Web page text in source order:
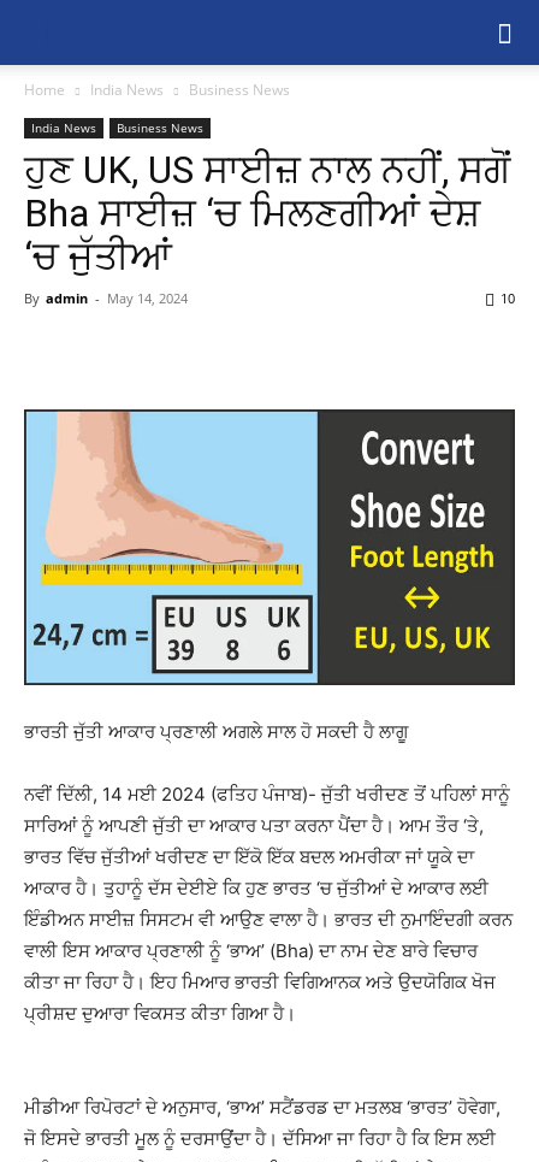
Home India News Business News
India News Business News
ਹੁਣ UK, US ਸਾਈਜ਼ ਨਾਲ ਨਹੀਂ, ਸਗੋਂ
Bha ਸਾਈਜ਼ ‘ਚ ਮਿਲਣਗੀਆਂ ਦੇਸ਼
‘ਚ ਜੁੱਤੀਆਂ
By admin - May 14, 2024 10
ਭਾਰਤੀ ਜੁੱਤੀ ਆਕਾਰ ਪ੍ਰਣਾਲੀ ਅਗਲੇ ਸਾਲ ਹੋ ਸਕਦੀ ਹੈ ਲਾਗੂ
ਨਵੀਂ ਦਿੱਲੀ, 14 ਮਈ 2024 (ਫਤਿਹ ਪੰਜਾਬ)- ਜੁੱਤੀ ਖਰੀਦਣ ਤੋਂ ਪਹਿਲਾਂ ਸਾਨੂੰ
ਸਾਰਿਆਂ ਨੂੰ ਆਪਣੀ ਜੁੱਤੀ ਦਾ ਆਕਾਰ ਪਤਾ ਕਰਨਾ ਪੈਂਦਾ ਹੈ। ਆਮ ਤੌਰ ‘ਤੇ,
ਭਾਰਤ ਵਿੱਚ ਜੁੱਤੀਆਂ ਖਰੀਦਣ ਦਾ ਇੱਕੋ ਇੱਕ ਬਦਲ ਅਮਰੀਕਾ ਜਾਂ ਯੂਕੇ ਦਾ
ਆਕਾਰ ਹੈ। ਤੁਹਾਨੂੰ ਦੱਸ ਦੇਈਏ ਕਿ ਹੁਣ ਭਾਰਤ ‘ਚ ਜੁੱਤੀਆਂ ਦੇ ਆਕਾਰ ਲਈ
ਇੰਡੀਅਨ ਸਾਈਜ਼ ਸਿਸਟਮ ਵੀ ਆਉਣ ਵਾਲਾ ਹੈ। ਭਾਰਤ ਦੀ ਨੁਮਾਇੰਦਗੀ ਕਰਨ
ਵਾਲੀ ਇਸ ਆਕਾਰ ਪ੍ਰਣਾਲੀ ਨੂੰ ‘ਭਾਅ’ (Bha) ਦਾ ਨਾਮ ਦੇਣ ਬਾਰੇ ਵਿਚਾਰ
ਕੀਤਾ ਜਾ ਰਿਹਾ ਹੈ। ਇਹ ਮਿਆਰ ਭਾਰਤੀ ਵਿਗਿਆਨਕ ਅਤੇ ਉਦਯੋਗਿਕ ਖੋਜ
ਪ੍ਰੀਸ਼ਦ ਦੁਆਰਾ ਵਿਕਸਤ ਕੀਤਾ ਗਿਆ ਹੈ।
ਮੀਡੀਆ ਰਿਪੋਰਟਾਂ ਦੇ ਅਨੁਸਾਰ, ‘ਭਾਅ’ ਸਟੈਂਡਰਡ ਦਾ ਮਤਲਬ ‘ਭਾਰਤ’ ਹੋਵੇਗਾ,
ਜੋ ਇਸਦੇ ਭਾਰਤੀ ਮੂਲ ਨੂੰ ਦਰਸਾਉਂਦਾ ਹੈ। ਦੱਸਿਆ ਜਾ ਰਿਹਾ ਹੈ ਕਿ ਇਸ ਲਈ